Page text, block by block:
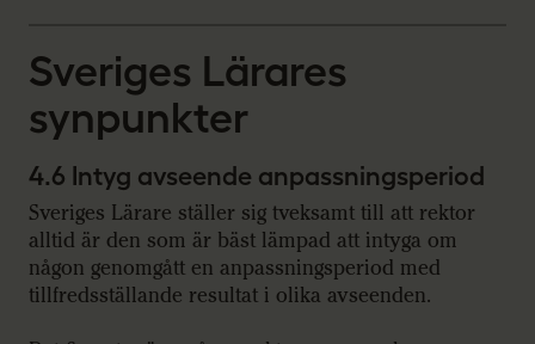
Sveriges Lärares
synpunkter
4.6 Intyg avseende anpassningsperiod
Sveriges Lärare ställer sig tveksamt till att rektor
alltid är den som är bäst lämpad att intyga om
någon genomgått en anpassningsperiod med
tillfredsställande resultat i olika avseenden.